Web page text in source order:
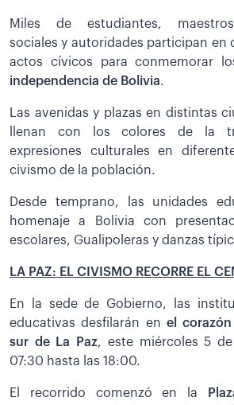
Miles de estudiantes,
sociales y autoridades participan en
actos cívicos para conmemorar
independencia de Bolivia.
Las avenidas y plazas en distintas
llenan con los colores de la
expresiones culturales en
civismo de la población.
Desde temprano, las unidades
homenaje a Bolivia con
escolares, Gualipoleras y danzas
LA PAZ: EL CIVISMO RECORRE EL
En la sede de Gobierno, las
educativas desfilarán en el
sur de La Paz, este miércoles 5
07:30 hasta las 18:00.
El recorrido comenzó en la